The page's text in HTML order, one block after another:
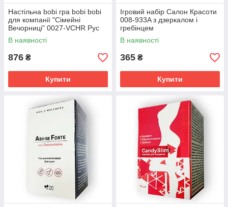
Настільна bobi гра bobi bobi
для компанії "Сімейні
Вечорниці" 0027-VCHR Рус
В наявності
876 ₴
Купити
Ігровий набір Салон Красоти
008-933A з дзеркалом і
гребінцем
В наявності
365 ₴
Купити